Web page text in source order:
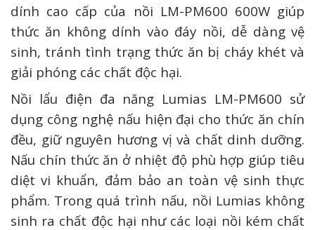
dính cao cấp của nồi LM-PM600 600W giúp
thức ăn không dính vào đáy nồi, dễ dàng vệ
sinh, tránh tình trạng thức ăn bị cháy khét và
giải phóng các chất độc hại.
Nồi lẩu điện đa năng Lumias LM-PM600 sử
dụng công nghệ nấu hiện đại cho thức ăn chín
đều, giữ nguyên hương vị và chất dinh dưỡng.
Nấu chín thức ăn ở nhiệt độ phù hợp giúp tiêu
diệt vi khuẩn, đảm bảo an toàn vệ sinh thực
phẩm. Trong quá trình nấu, nồi Lumias không
sinh ra chất độc hại như các loại nồi kém chất